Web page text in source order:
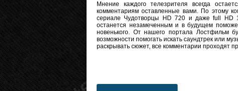
Мнение каждого телезрителя всегда
комментариям оставленные вами. По этому
сериале Чудотворцы HD 720 и даже full HD
останется незамеченным и в будущем
новенького. От нашего портала Лостфильм
возможности помогать искать саундтрек или
раскрывать сюжет, все комментарии проходят